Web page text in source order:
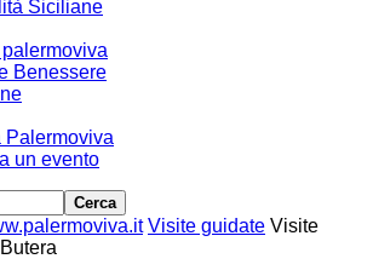
Siciliane
Benessere
Palermoviva
un evento
Visite guidate Visite